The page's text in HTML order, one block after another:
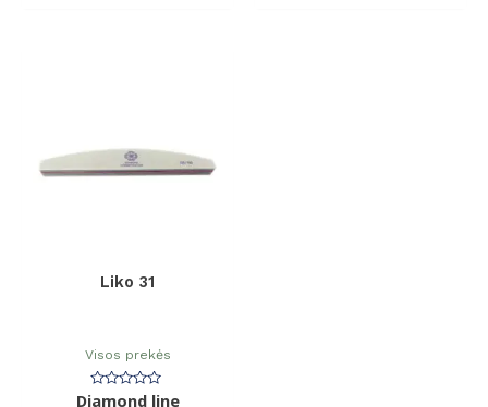
Liko 31
Visos prekės
Įvertinimas:
Diamond line